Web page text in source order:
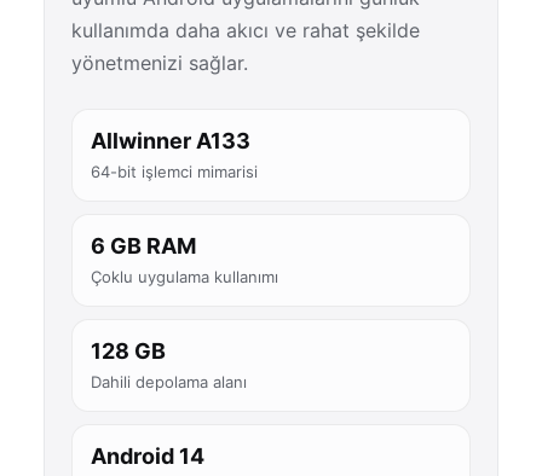
kullanımda daha akıcı ve rahat şekilde
yönetmenizi sağlar.
Allwinner A133
64-bit işlemci mimarisi
6 GB RAM
Çoklu uygulama kullanımı
128 GB
Dahili depolama alanı
Android 14